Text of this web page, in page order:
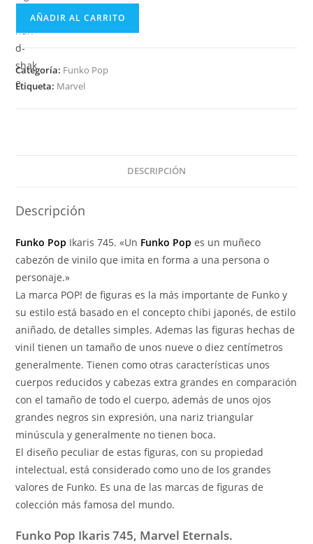
Funko
Marvel
Eternals
-
AÑADIR AL CARRITO
Categoría: Funko Pop
Etiqueta: Marvel
DESCRIPCIÓN
Descripción
Funko Pop Ikaris 745. «Un Funko Pop es un muñeco
cabezón de vinilo que imita en forma a una persona o
personaje.»
La marca POP! de figuras es la más importante de Funko y
su estilo está basado en el concepto chibi japonés, de estilo
aniñado, de detalles simples. Ademas las figuras hechas de
vinil tienen un tamaño de unos nueve o diez centímetros
generalmente. Tienen como otras características unos
cuerpos reducidos y cabezas extra grandes en comparación
con el tamaño de todo el cuerpo, además de unos ojos
grandes negros sin expresión, una nariz triangular
minúscula y generalmente no tienen boca.
El diseño peculiar de estas figuras, con su propiedad
intelectual, está considerado como uno de los grandes
valores de Funko. Es una de las marcas de figuras de
colección más famosa del mundo.
Funko Pop Ikaris 745, Marvel Eternals.